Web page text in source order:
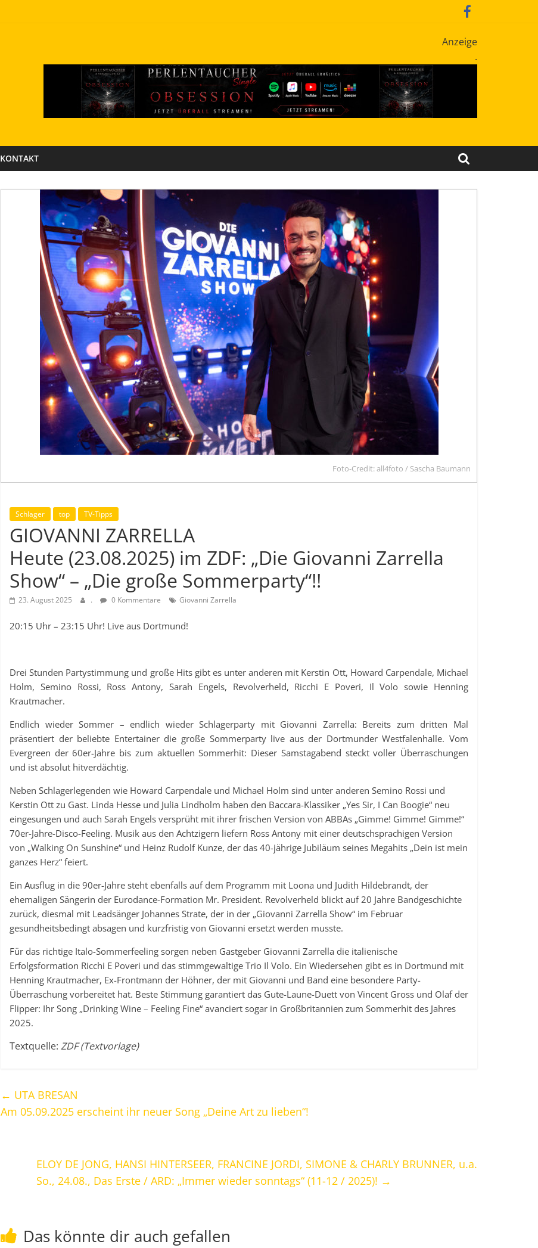
Anzeige
.
KONTAKT
Foto-Credit: all4foto / Sascha Baumann
Schlager top TV-Tipps
GIOVANNI ZARRELLA
Heute (23.08.2025) im ZDF: „Die Giovanni Zarrella
Show“ – „Die große Sommerparty“!!
23. August 2025 . 0 Kommentare Giovanni Zarrella
20:15 Uhr – 23:15 Uhr! Live aus Dortmund!
Drei Stunden Partystimmung und große Hits gibt es unter anderen mit Kerstin Ott, Howard Carpendale, Michael
Holm, Semino Rossi, Ross Antony, Sarah Engels, Revolverheld, Ricchi E Poveri, Il Volo sowie Henning
Krautmacher.
Endlich wieder Sommer – endlich wieder Schlagerparty mit Giovanni Zarrella: Bereits zum dritten Mal
präsentiert der beliebte Entertainer die große Sommerparty live aus der Dortmunder Westfalenhalle. Vom
Evergreen der 60er-Jahre bis zum aktuellen Sommerhit: Dieser Samstagabend steckt voller Überraschungen
und ist absolut hitverdächtig.
Neben Schlagerlegenden wie Howard Carpendale und Michael Holm sind unter anderen Semino Rossi und
Kerstin Ott zu Gast. Linda Hesse und Julia Lindholm haben den Baccara-Klassiker „Yes Sir, I Can Boogie“ neu
eingesungen und auch Sarah Engels versprüht mit ihrer frischen Version von ABBAs „Gimme! Gimme! Gimme!“
70er-Jahre-Disco-Feeling. Musik aus den Achtzigern liefern Ross Antony mit einer deutschsprachigen Version
von „Walking On Sunshine“ und Heinz Rudolf Kunze, der das 40-jährige Jubiläum seines Megahits „Dein ist mein
ganzes Herz“ feiert.
Ein Ausflug in die 90er-Jahre steht ebenfalls auf dem Programm mit Loona und Judith Hildebrandt, der
ehemaligen Sängerin der Eurodance-Formation Mr. President. Revolverheld blickt auf 20 Jahre Bandgeschichte
zurück, diesmal mit Leadsänger Johannes Strate, der in der „Giovanni Zarrella Show“ im Februar
gesundheitsbedingt absagen und kurzfristig von Giovanni ersetzt werden musste.
Für das richtige Italo-Sommerfeeling sorgen neben Gastgeber Giovanni Zarrella die italienische
Erfolgsformation Ricchi E Poveri und das stimmgewaltige Trio Il Volo. Ein Wiedersehen gibt es in Dortmund mit
Henning Krautmacher, Ex-Frontmann der Höhner, der mit Giovanni und Band eine besondere Party-
Überraschung vorbereitet hat. Beste Stimmung garantiert das Gute-Laune-Duett von Vincent Gross und Olaf der
Flipper: Ihr Song „Drinking Wine – Feeling Fine“ avanciert sogar in Großbritannien zum Sommerhit des Jahres
2025.
Textquelle: ZDF (Textvorlage)
← UTA BRESAN
Am 05.09.2025 erscheint ihr neuer Song „Deine Art zu lieben“!
ELOY DE JONG, HANSI HINTERSEER, FRANCINE JORDI, SIMONE & CHARLY BRUNNER, u.a.
So., 24.08., Das Erste / ARD: „Immer wieder sonntags“ (11-12 / 2025)! →
Das könnte dir auch gefallen